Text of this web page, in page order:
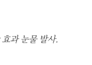
과 눈물 발사.